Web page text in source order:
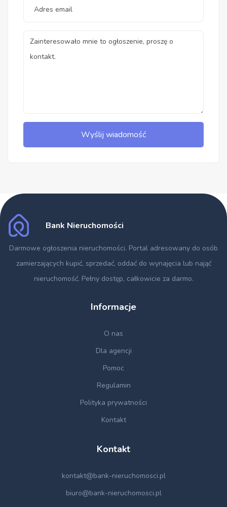
Wyślij wiadomość
Bank Nieruchomości
Darmowe ogłoszenia nieruchomości. Portal adresowany do osób
zamierzających kupić, sprzedać, oddać do wynajęcia lub nająć
nieruchomość. Pełny dostęp, całkowicie za darmo.
Informacje
O nas
Dla agencji
Pomoc
Regulamin
Polityka prywatności
Kontakt
Kontakt
kontakt@bank-nieruchomosci.pl
biuro@bank-nieruchomosci.pl